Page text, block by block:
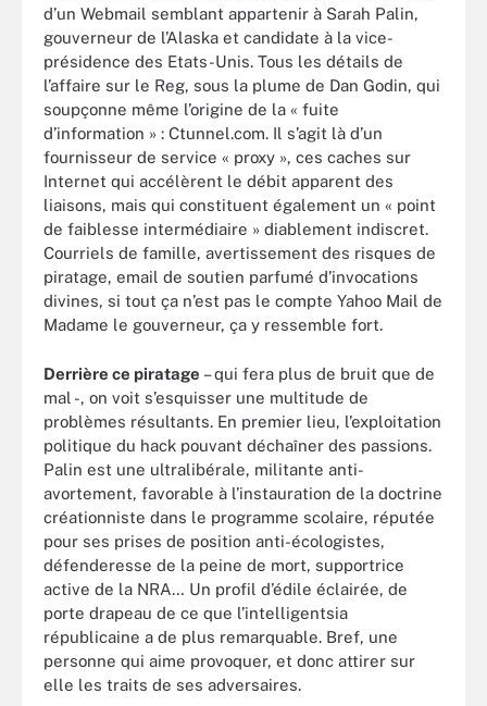
d’un Webmail semblant appartenir à Sarah Palin,
gouverneur de l’Alaska et candidate à la vice-
présidence des Etats-Unis. Tous les détails de
l’affaire sur le Reg, sous la plume de Dan Godin, qui
soupçonne même l’origine de la « fuite
d’information » : Ctunnel.com. Il s’agit là d’un
fournisseur de service « proxy », ces caches sur
Internet qui accélèrent le débit apparent des
liaisons, mais qui constituent également un « point
de faiblesse intermédiaire » diablement indiscret.
Courriels de famille, avertissement des risques de
piratage, email de soutien parfumé d’invocations
divines, si tout ça n’est pas le compte Yahoo Mail de
Madame le gouverneur, ça y ressemble fort.
Derrière ce piratage – qui fera plus de bruit que de
mal -, on voit s’esquisser une multitude de
problèmes résultants. En premier lieu, l’exploitation
politique du hack pouvant déchaîner des passions.
Palin est une ultralibérale, militante anti-
avortement, favorable à l’instauration de la doctrine
créationniste dans le programme scolaire, réputée
pour ses prises de position anti-écologistes,
défenderesse de la peine de mort, supportrice
active de la NRA… Un profil d’édile éclairée, de
porte drapeau de ce que l’intelligentsia
républicaine a de plus remarquable. Bref, une
personne qui aime provoquer, et donc attirer sur
elle les traits de ses adversaires.